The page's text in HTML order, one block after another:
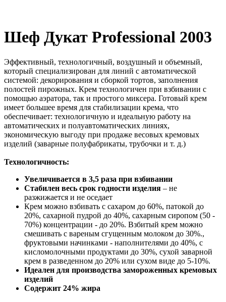
Шеф Дукат Professional 2003
Эффективный, технологичный, воздушный и объемный,
который специализирован для линий с автоматической
системой: декорирования и сборкой тортов, заполнения
полостей пирожных. Крем технологичен при взбивании с
помощью аэратора, так и простого миксера. Готовый крем
имеет большее время для стабилизации крема, что
обеспечивает: технологичную и идеальную работу на
автоматических и полуавтоматических линиях,
экономическую выгоду при продаже весовых кремовых
изделий (заварные полуфабрикаты, трубочки и т. д.)
Технологичность:
Увеличивается в 3,5 раза при взбивании
Стабилен весь срок годности изделия – не
разжижается и не оседает
Крем можно взбивать с сахаром до 60%, патокой до
20%, сахарной пудрой до 40%, сахарным сиропом (50 -
70%) концентрации - до 20%. Взбитый крем можно
смешивать с вареным сгущенным молоком до 30%.,
фруктовыми начинками - наполнителями до 40%, с
кисломолочными продуктами до 30%, сухой заварной
крем в разведенном до 20% или сухом виде до 5-10%.
Идеален для производства замороженных кремовых
изделий
Содержит 24% жира